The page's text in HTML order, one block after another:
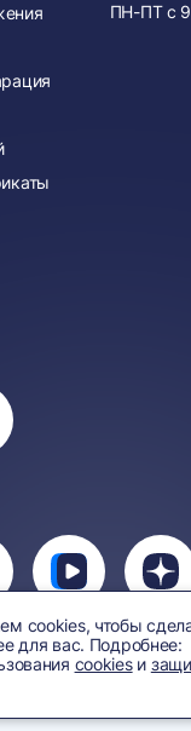
ПРИМЕНИТЬ
ЗАКРЫТЬ
ЗАКРЫТЬ
ЗАКРЫТЬ
cookies, чтобы
для вас. Подробнее:
cookiesи
ПН-ПТ с
Вы
перейдете
на
канал
Вк
Видео
Вы
на
Защита
данных